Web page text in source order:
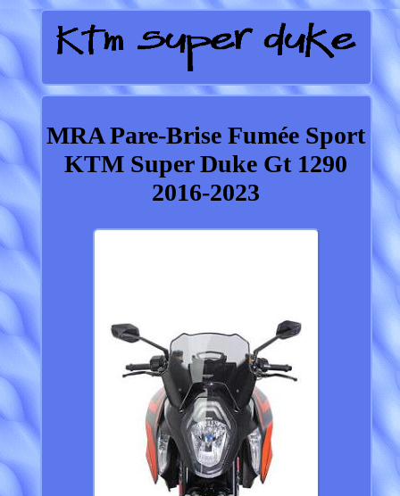
MRA Pare-Brise Fumée Sport
KTM Super Duke Gt 1290
2016-2023